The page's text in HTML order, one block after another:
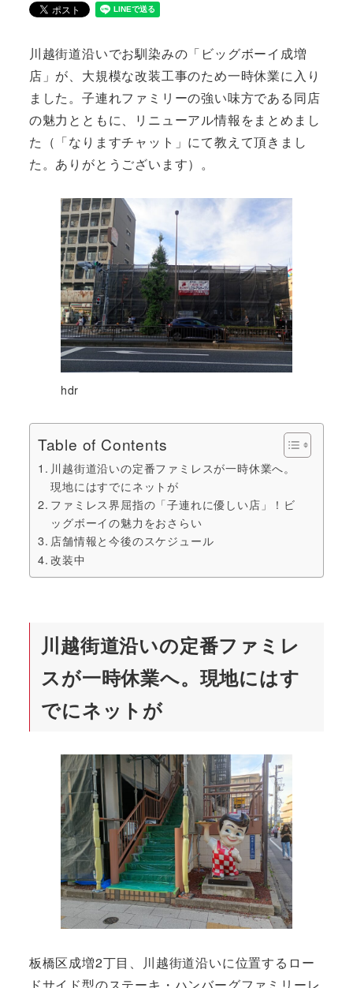
川越街道沿いでお馴染みの「ビッグボーイ成増
店」が、大規模な改装工事のため一時休業に入り
ました。子連れファミリーの強い味方である同店
の魅力とともに、リニューアル情報をまとめまし
た（「なりますチャット」にて教えて頂きまし
た。ありがとうございます）。
hdr
Table of Contents
川越街道沿いの定番ファミレスが一時休業へ。
現地にはすでにネットが
ファミレス界屈指の「子連れに優しい店」！ビ
ッグボーイの魅力をおさらい
店舗情報と今後のスケジュール
改装中
川越街道沿いの定番ファミレ
スが一時休業へ。現地にはす
でにネットが
板橋区成増2丁目、川越街道沿いに位置するロー